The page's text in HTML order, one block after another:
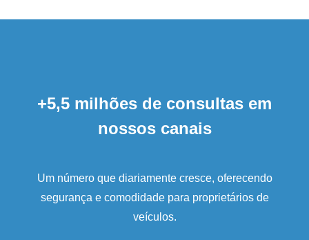
+5,5 milhões de consultas em
nossos canais
Um número que diariamente cresce, oferecendo
segurança e comodidade para proprietários de
veículos.